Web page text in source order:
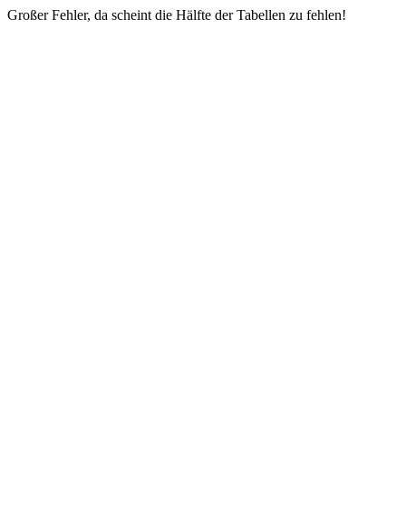
Großer Fehler, da scheint die Hälfte der Tabellen zu fehlen!